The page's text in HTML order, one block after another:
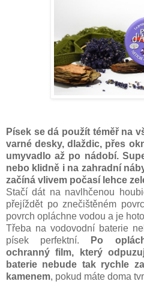
Písek se dá použít téměř na
varné desky, dlaždic, přes
umyvadlo až po nádobí.
nebo klidně i na zahradní
začíná vlivem počasí lehce
Stačí dát na navlhčenou
přejíždět po znečištěném
povrch opláchne vodou a je
Třeba na vodovodní baterie
písek perfektní.
Po
ochranný film, který
baterie nebude tak rychle
kamenem, pokud máte doma